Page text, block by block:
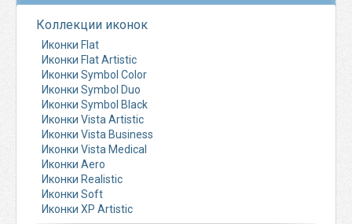
Коллекции иконок
Иконки Flat
Иконки Flat Artistic
Иконки Symbol Color
Иконки Symbol Duo
Иконки Symbol Black
Иконки Vista Artistic
Иконки Vista Business
Иконки Vista Medical
Иконки Aero
Иконки Realistic
Иконки Soft
Иконки XP Artistic